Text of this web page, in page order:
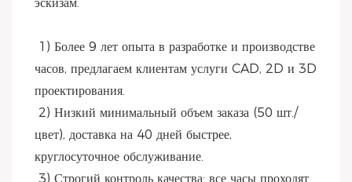
эскизам.
часов, предлагаем клиентам услуги CAD, 2D и 3D
проектирования.
цвет), доставка на 40 дней быстрее,
круглосуточное обслуживание.